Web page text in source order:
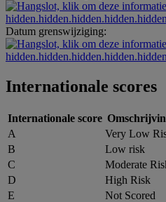
hidden.hidden.hidden.hidden.hidden
Datum grenswijziging:
hidden.hidden.hidden.hidden.hidden
Internationale scores
Internationale score
A
Very Low
B
Low risk
C
Moderate
D
High Risk
E
Not Scored